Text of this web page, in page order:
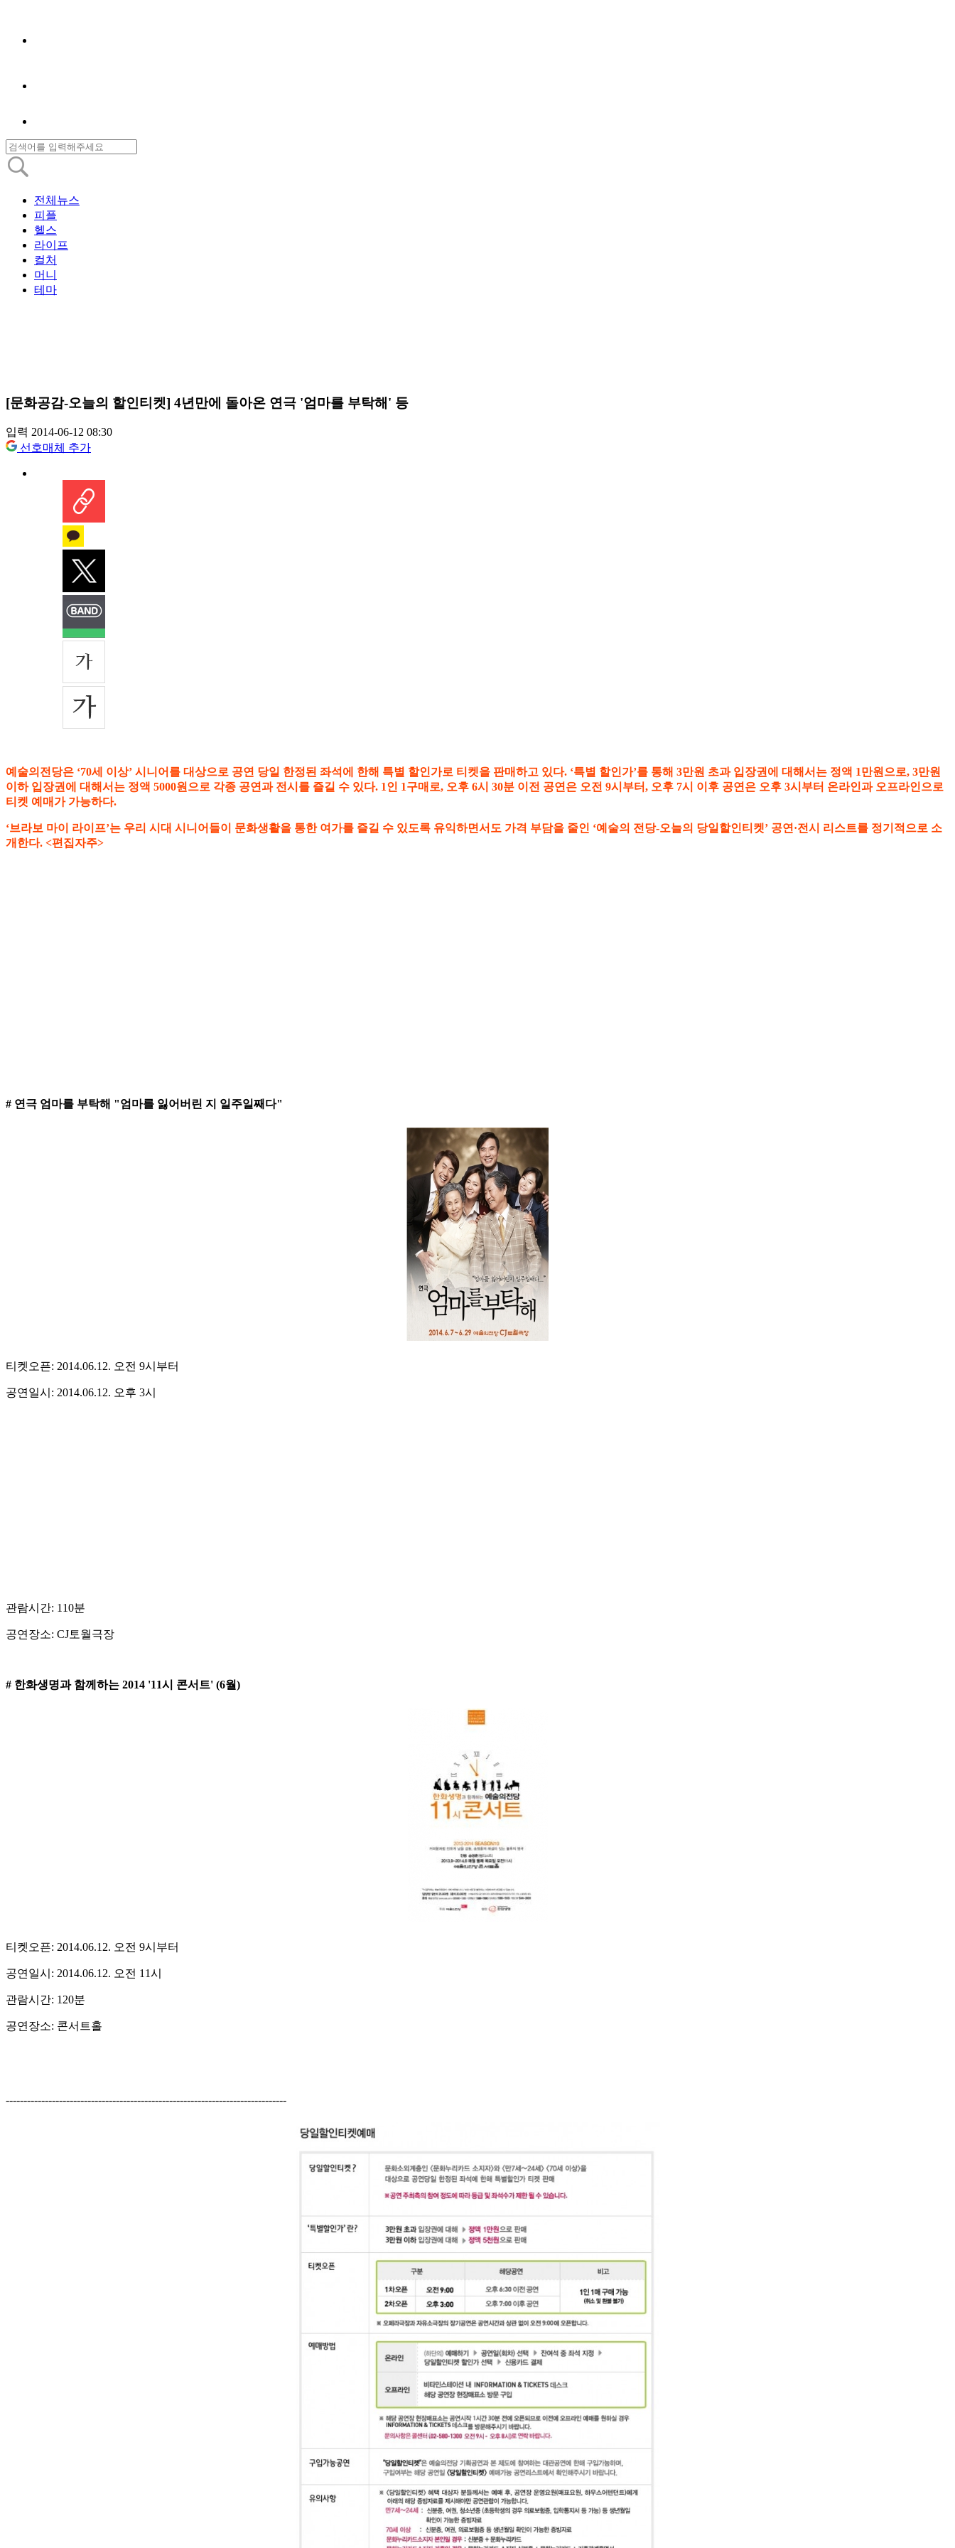
전체뉴스
피플
헬스
라이프
컬처
머니
테마
[문화공감-오늘의 할인티켓] 4년만에 돌아온 연극 '엄마를 부탁해' 등
입력 2014-06-12 08:30
선호매체 추가
예술의전당은 ‘70세 이상’ 시니어를 대상으로 공연 당일 한정된 좌석에 한해 특별 할인가로 티켓을 판매하고 있다. ‘특별 할인가’를 통해 3만원 초과 입장권에 대해서는 정액 1만원으로, 3만원
이하 입장권에 대해서는 정액 5000원으로 각종 공연과 전시를 즐길 수 있다. 1인 1구매로, 오후 6시 30분 이전 공연은 오전 9시부터, 오후 7시 이후 공연은 오후 3시부터 온라인과 오프라인으로
티켓 예매가 가능하다.
‘브라보 마이 라이프’는 우리 시대 시니어들이 문화생활을 통한 여가를 즐길 수 있도록 유익하면서도 가격 부담을 줄인 ‘예술의 전당-오늘의 당일할인티켓’ 공연·전시 리스트를 정기적으로 소
개한다. <편집자주>
# 연극 엄마를 부탁해 "엄마를 잃어버린 지 일주일째다"
티켓오픈: 2014.06.12. 오전 9시부터
공연일시: 2014.06.12. 오후 3시
관람시간: 110분
공연장소: CJ토월극장
# 한화생명과 함께하는 2014 '11시 콘서트' (6월)
티켓오픈: 2014.06.12. 오전 9시부터
공연일시: 2014.06.12. 오전 11시
관람시간: 120분
공연장소: 콘서트홀
-------------------------------------------------------------------------------